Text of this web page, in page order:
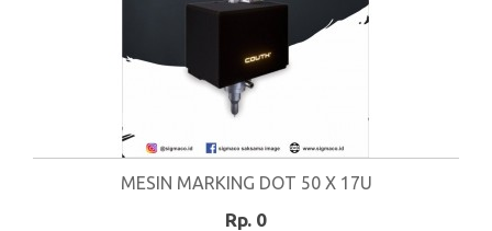
MESIN MARKING DOT 50 X 17U
Rp. 0